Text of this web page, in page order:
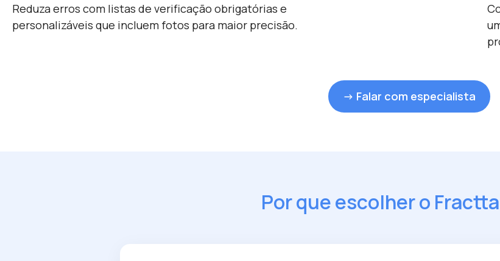
Reduza erros com listas de verificação obrigatórias e
personalizáveis ​​que incluem fotos para maior precisão.
→ Falar com especialista
Por que escolher o